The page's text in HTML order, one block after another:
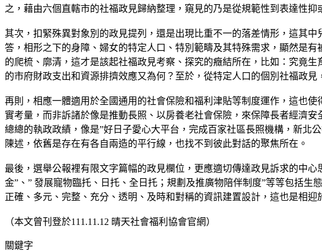
之，藉由六個直轄市的社福政見歸納整理，窺見的乃是從規範性到表達性抑
其次，扣緊殊異對象別的政見提列，還是出現比重不一的落差情形，這其
答，相形之下的身障、婦女的特定人口、特別範疇及其特殊需求，顯然是
的爬梳、廓清，這才是該起社福政見考察、探究的癥結所在，比如：究竟
的市府財政支出和資源排擠效應又為何？至於，從特定人口的個別社福政
再則，相應一體適用於全國通用的社會保險和福利津貼等制度運作，這也
實考量，而非訴諸於像是推動長照、以房養老社會保險，來保障長者經濟
總總的執政政績，像是”好日子愛心大平台，完成百家社區長照機構，新北
陳述，依舊是存在有各自兩造的平行線，也找不到彼此對話的聚焦所在。
最後，選舉公報裡有限文字篇幅的政見欄位，更應適切傳達政見訴求的中
金”、” 發展寵物臨托、日托、全日托；規劃及推廣物陪伴制度”等等包括
正確、多元、完整、充分、透明、及時和對稱的資訊建置設計，這也是相
（本文曾刊登於111.11.12 晴天社會福利協會官網）
關鍵字